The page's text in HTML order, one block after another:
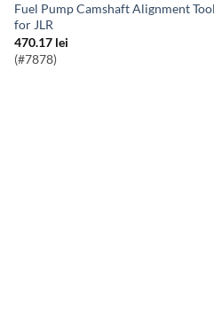
Fuel Pump Camshaft Alignment Tool –
for JLR
470.17 lei
(#7878)